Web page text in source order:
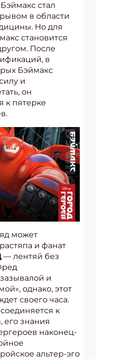
стал
в области
Но для
становится
После
в
Бэймакс
и
он
к пятерке
может
и фанат
— лентяй без
и
однако, этот
своего часа.
к
его знания
наконец-
альтер-эго